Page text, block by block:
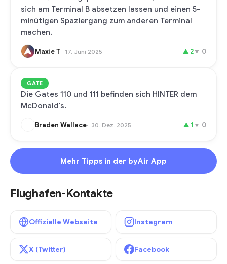
sich am Terminal B absetzen lassen und einen 5-
minütigen Spaziergang zum anderen Terminal
machen.
Maxie T 17. Juni 2025 ▲ 2▼ 0
GATE
Die Gates 110 und 111 befinden sich HINTER dem
McDonald's.
Braden Wallace 30. Dez. 2025 ▲ 1 ▼ 0
Mehr Tipps in der byAir App
Flughafen-Kontakte
Offizielle Webseite Instagram
X (Twitter) Facebook